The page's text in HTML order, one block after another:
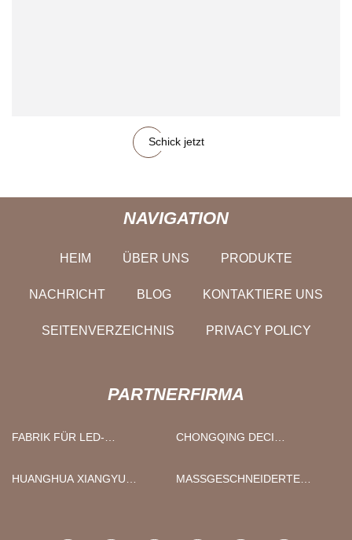
Schick jetzt
NAVIGATION
HEIM ÜBER UNS PRODUKTE
NACHRICHT BLOG KONTAKTIERE UNS
SEITENVERZEICHNIS PRIVACY POLICY
PARTNERFIRMA
FABRIK FÜR LED-
CHONGQING DECI
HUANGHUA XIANGYU
MASSGESCHNEIDERTE H